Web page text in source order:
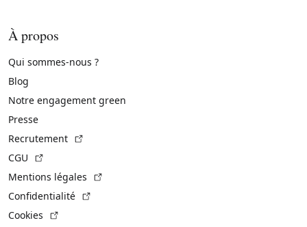
À propos
Qui sommes-nous ?
Blog
Notre engagement green
Presse
Recrutement
CGU
Mentions légales
Confidentialité
Cookies